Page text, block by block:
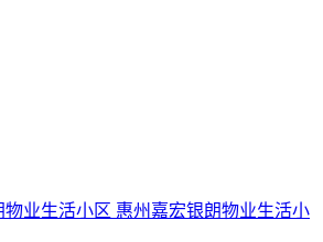
惠州嘉宏银朗物业生活小